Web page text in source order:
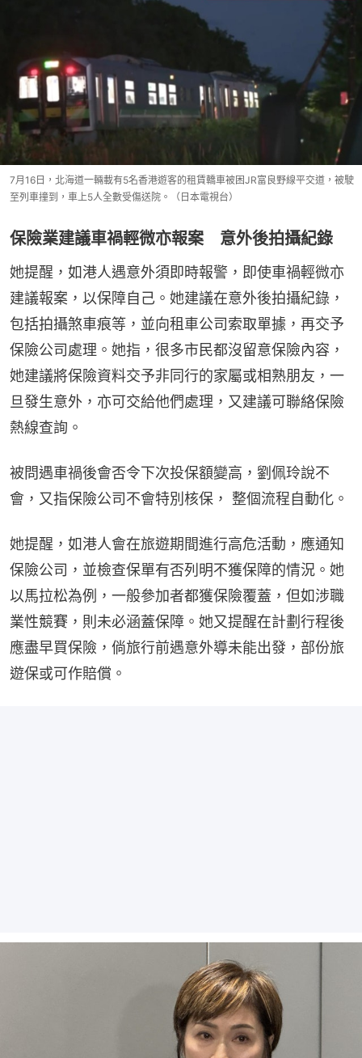
7月16日，北海道一輛載有5名香港遊客的租賃轎車被困JR富良野線平交道，被駛
至列車撞到，車上5人全數受傷送院。（日本電視台）
保險業建議車禍輕微亦報案 意外後拍攝紀錄
她提醒，如港人遇意外須即時報警，即使車禍輕微亦
建議報案，以保障自己。她建議在意外後拍攝紀錄，
包括拍攝煞車痕等，並向租車公司索取單據，再交予
保險公司處理。她指，很多市民都沒留意保險內容，
她建議將保險資料交予非同行的家屬或相熟朋友，一
旦發生意外，亦可交給他們處理，又建議可聯絡保險
熱線查詢。
被問遇車禍後會否令下次投保額變高，劉佩玲說不
會，又指保險公司不會特別核保， 整個流程自動化。
她提醒，如港人會在旅遊期間進行高危活動，應通知
保險公司，並檢查保單有否列明不獲保障的情況。她
以馬拉松為例，一般參加者都獲保險覆蓋，但如涉職
業性競賽，則未必涵蓋保障。她又提醒在計劃行程後
應盡早買保險，倘旅行前遇意外導未能出發，部份旅
遊保或可作賠償。